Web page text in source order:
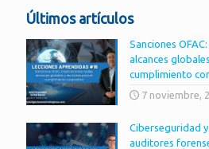
Últimos artículos
Sanciones
alcances
cumplimiento
7 noviembre,
Ciberseguridad
auditores